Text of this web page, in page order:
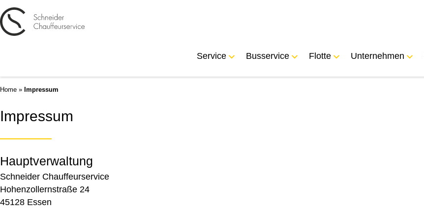
Service Busservice Flotte Unternehmen
Home » Impressum
Impressum
Hauptverwaltung
Schneider Chauffeurservice
Hohenzollernstraße 24
45128 Essen